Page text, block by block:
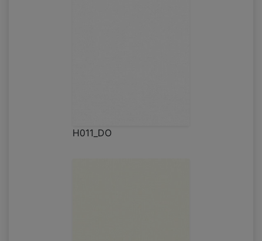
H011_DO